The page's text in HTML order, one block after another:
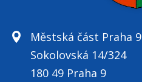
Městská část Praha 9
Sokolovská 14/324
180 49 Praha 9